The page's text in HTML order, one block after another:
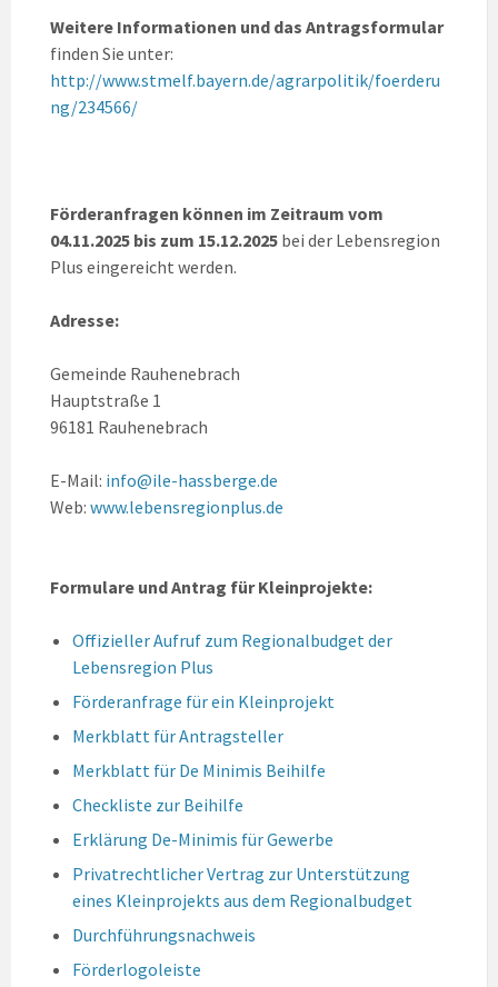
Weitere Informationen und das Antragsformular
finden Sie unter:
http://www.stmelf.bayern.de/agrarpolitik/foerderu
ng/234566/
Förderanfragen können im Zeitraum vom
04.11.2025 bis zum 15.12.2025 bei der Lebensregion
Plus eingereicht werden.
Adresse:
Gemeinde Rauhenebrach
Hauptstraße 1
96181 Rauhenebrach
E-Mail: info@ile-hassberge.de
Web: www.lebensregionplus.de
Formulare und Antrag für Kleinprojekte:
Offizieller Aufruf zum Regionalbudget der
Lebensregion Plus
Förderanfrage für ein Kleinprojekt
Merkblatt für Antragsteller
Merkblatt für De Minimis Beihilfe
Checkliste zur Beihilfe
Erklärung De-Minimis für Gewerbe
Privatrechtlicher Vertrag zur Unterstützung
eines Kleinprojekts aus dem Regionalbudget
Durchführungsnachweis
Förderlogoleiste